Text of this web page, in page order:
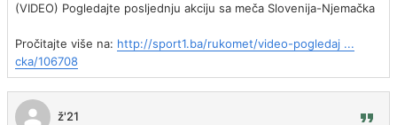
(VIDEO) Pogledajte posljednju akciju sa meča Slovenija-Njemačka
Pročitajte više na: http://sport1.ba/rukomet/video-pogledaj ...
cka/106708
ž'21